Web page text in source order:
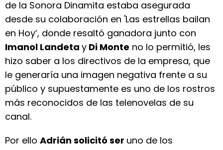
de la Sonora Dinamita estaba asegurada
desde su colaboración en 'Las estrellas bailan
en Hoy’, donde resaltó ganadora junto con
Imanol Landeta y Di Monte no lo permitió, les
hizo saber a los directivos de la empresa, que
le generaría una imagen negativa frente a su
público y supuestamente es uno de los rostros
más reconocidos de las telenovelas de su
canal.
Por ello Adrián solicitó ser uno de los